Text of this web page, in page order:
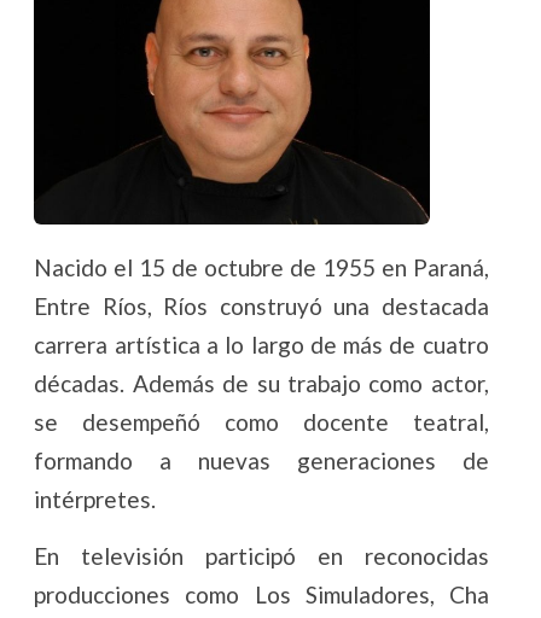
Nacido el 15 de octubre de 1955 en Paraná,
Entre Ríos, Ríos construyó una destacada
carrera artística a lo largo de más de cuatro
décadas. Además de su trabajo como actor,
se desempeñó como docente teatral,
formando a nuevas generaciones de
intérpretes.
En televisión participó en reconocidas
producciones como Los Simuladores, Cha